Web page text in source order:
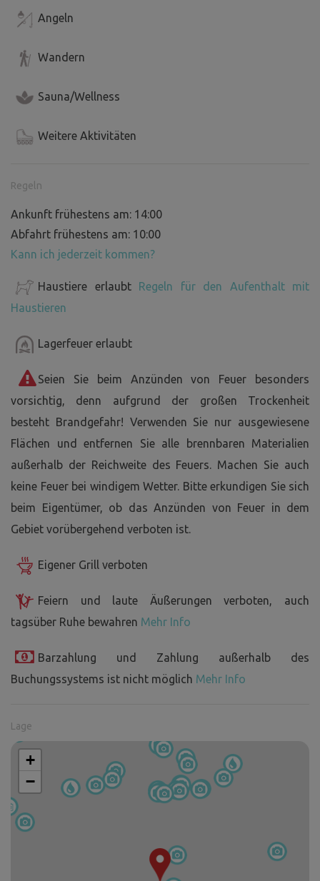
Angeln
Wandern
Sauna/Wellness
Weitere Aktivitäten
Regeln
Ankunft frühestens am: 14:00
Abfahrt frühestens am: 10:00
Kann ich jederzeit kommen?
Haustiere erlaubt Regeln für den Aufenthalt mit
Haustieren
Lagerfeuer erlaubt
Seien Sie beim Anzünden von Feuer besonders
vorsichtig, denn aufgrund der großen Trockenheit
besteht Brandgefahr! Verwenden Sie nur ausgewiesene
Flächen und entfernen Sie alle brennbaren Materialien
außerhalb der Reichweite des Feuers. Machen Sie auch
keine Feuer bei windigem Wetter. Bitte erkundigen Sie sich
beim Eigentümer, ob das Anzünden von Feuer in dem
Gebiet vorübergehend verboten ist.
Eigener Grill verboten
Feiern und laute Äußerungen verboten, auch
tagsüber Ruhe bewahren Mehr Info
Barzahlung und Zahlung außerhalb des
Buchungssystems ist nicht möglich Mehr Info
Lage
+
−